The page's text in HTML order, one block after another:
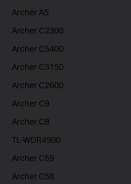
Archer A5
Archer C2300
Archer C5400
Archer C3150
Archer C2600
Archer C9
Archer C8
TL-WDR4900
Archer C59
Archer C58